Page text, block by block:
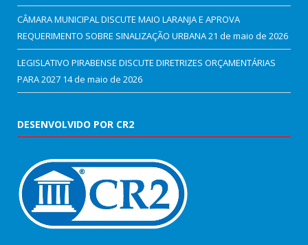
CÂMARA MUNICIPAL DISCUTE MAIO LARANJA E APROVA
REQUERIMENTO SOBRE SINALIZAÇÃO URBANA21 de maio de 2026
LEGISLATIVO PIRABENSE DISCUTE DIRETRIZES ORÇAMENTÁRIAS
PARA 2027 14 de maio de 2026
DESENVOLVIDO POR CR2